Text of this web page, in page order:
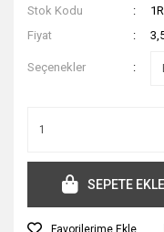
Stok Kodu
Fiyat
Seçenekler
SEPETE EKLE